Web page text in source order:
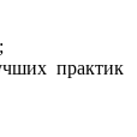
практик